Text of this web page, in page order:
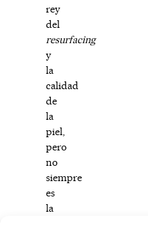
rey
del
resurfacing
y
la
calidad
de
la
piel,
pero
no
siempre
es
la